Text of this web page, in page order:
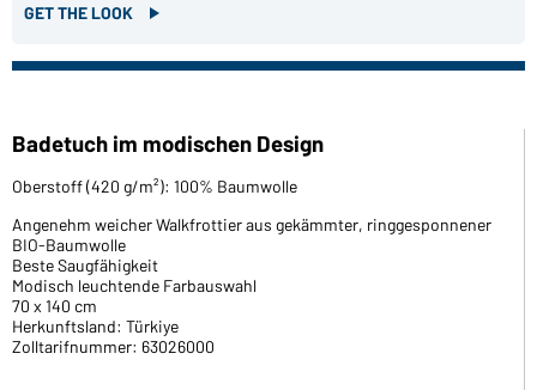
GET THE LOOK
Badetuch im modischen Design
Oberstoff (420 g/m²): 100% Baumwolle
Angenehm weicher Walkfrottier aus gekämmter, ringgesponnener
BIO-Baumwolle
Beste Saugfähigkeit
Modisch leuchtende Farbauswahl
70 x 140 cm
Herkunftsland: Türkiye
Zolltarifnummer: 63026000